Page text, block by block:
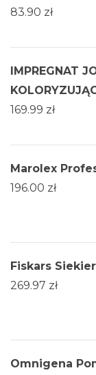
83.90 zł
IMPREGNAT
169.99 zł
Marolex
196.00 zł
Fiskars
269.97 zł
Omnigena